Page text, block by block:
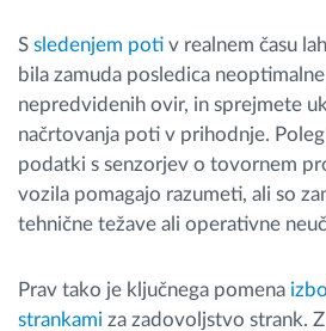
S sledenjem poti v realnem času
bila zamuda posledica
nepredvidenih ovir, in sprejmete
načrtovanja poti v prihodnje.
podatki s senzorjev o tovornem
vozila pomagajo razumeti, ali so
tehnične težave ali operativne
Prav tako je ključnega pomena
strankami za zadovoljstvo strank.